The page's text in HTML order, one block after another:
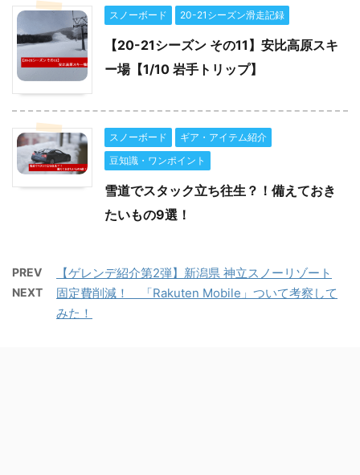
スノーボード 20-21シーズン滑走記録
【20-21シーズン その11】安比高原スキ
ー場【1/10 岩手トリップ】
スノーボード
ギア・アイテム紹介
豆知識・ワンポイント
雪道でスタック立ち往生？！備えておき
たいもの9選！
PREV 【ゲレンデ紹介第2弾】新潟県 神立スノーリゾート
NEXT
固定費削減！ 「Rakuten Mobile」ついて考察して
みた！